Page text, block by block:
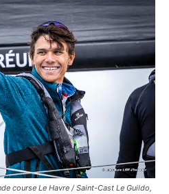
course Le Havre / Saint-Cast Le Guildo,